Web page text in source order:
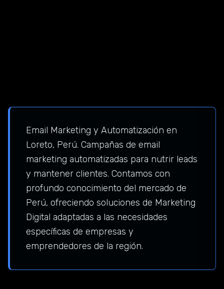
Email Marketing y Automatización en
Loreto, Perú. Campañas de email
marketing automatizadas para nutrir leads
y mantener clientes. Contamos con
profundo conocimiento del mercado de
Perú, ofreciendo soluciones de Marketing
Digital adaptadas a las necesidades
específicas de empresas y
emprendedores de la región.